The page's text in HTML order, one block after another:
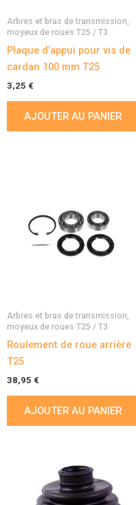
Arbres et bras de transmission,
moyeux de roues T25 / T3
Plaque d’appui pour vis de
cardan 100 mm T25
3,25 €
AJOUTER AU PANIER
Arbres et bras de transmission,
moyeux de roues T25 / T3
Roulement de roue arrière
T25
38,95 €
AJOUTER AU PANIER